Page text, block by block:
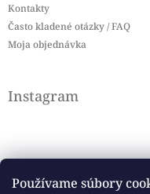
Používame súbory
Kontakty
Často kladené otázky / FAQ
Moja objednávka
Instagram